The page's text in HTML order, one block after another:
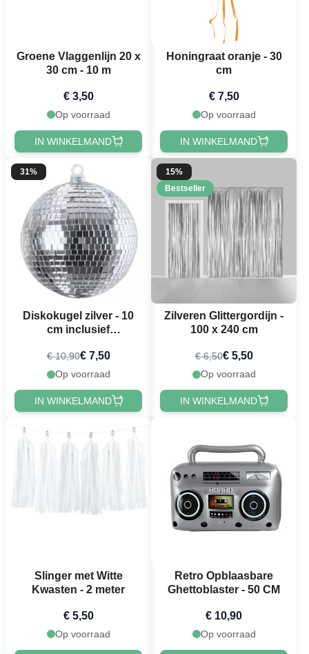
Groene Vlaggenlijn 20 x
30 cm - 10 m
€ 3,50
Op voorraad
IN WINKELMAND
Honingraat oranje - 30
cm
€ 7,50
Op voorraad
IN WINKELMAND
31%
Diskokugel zilver - 10
cm inclusief
€ 10,90€ 7,50
Op voorraad
IN WINKELMAND
15%
Bestseller
Zilveren Glittergordijn -
100 x 240 cm
€ 6,50€ 5,50
Op voorraad
IN WINKELMAND
Slinger met Witte
Kwasten - 2 meter
€ 5,50
Op voorraad
Retro Opblaasbare
Ghettoblaster - 50 CM
€ 10,90
Op voorraad